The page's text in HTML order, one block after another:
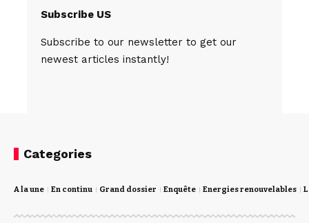
Subscribe US
Subscribe to our newsletter to get our
newest articles instantly!
Categories
A la une En continu Grand dossier Enquête Energies renouvelables